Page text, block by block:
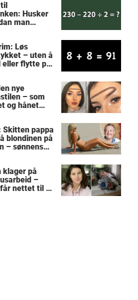
Husker
man
Løs
– uten å
eller flytte på
nye
– som
og hånet
Skitten pappa
blondinen på
– sønnens
klager på
–
nettet til å